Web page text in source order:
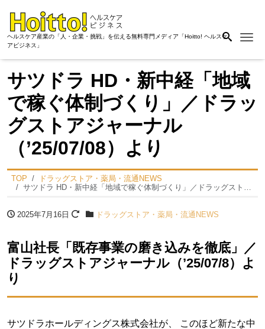
ヘルスケア産業の「人・企業・挑戦」を伝える無料専門メディア「Hoitto! ヘルスケ
アビジネス」
サツドラ HD・新中経「地域
で稼ぐ体制づくり」／ドラッ
グストアジャーナル
（’25/07/08）より
TOP
ドラッグストア・薬局・流通NEWS
サツドラ HD・新中経「地域で稼ぐ体制づくり」／ドラッグストアジャーナル（’25/07/08）より
2025年7月16日 ドラッグストア・薬局・流通NEWS
富山社長「既存事業の磨き込みを徹底」／
ドラッグストアジャーナル（’25/07/8）よ
り
サツドラホールディングス株式会社が、 このほど新たな中